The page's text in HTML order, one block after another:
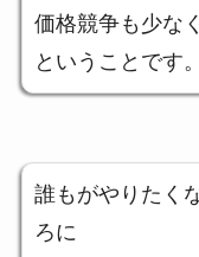
価格競争も少な
ということです。
誰もがやりたく
ろに